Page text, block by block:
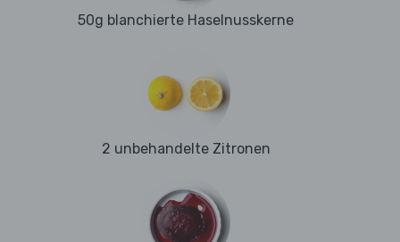
50g blanchierte Haselnusskerne
2 unbehandelte Zitronen